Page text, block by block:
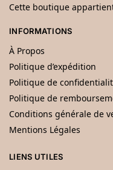
Cette boutique
INFORMATIONS
À Propos
Politique d’expédition
Politique de
Politique de
Conditions générale de
Mentions Légales
LIENS UTILES